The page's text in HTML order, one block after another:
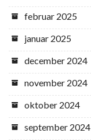
februar 2025
januar 2025
december 2024
november 2024
oktober 2024
september 2024